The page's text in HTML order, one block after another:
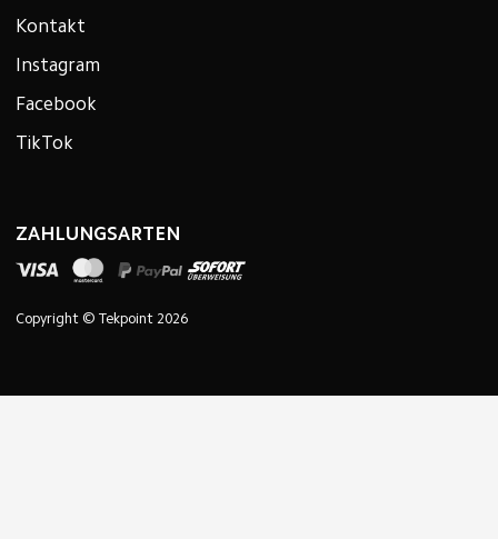
Kontakt
Instagram
Facebook
TikTok
ZAHLUNGSARTEN
Copyright © Tekpoint 2026